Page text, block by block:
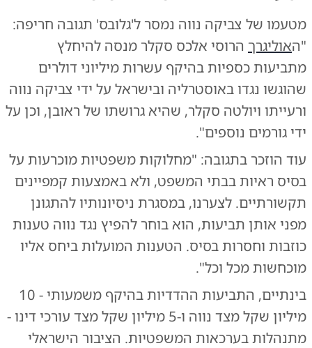
מטעמו של צביקה נווה נמסר ל'גלובס' תגובה חריפה:
"האוליגרך הרוסי אלכס סקלר מנסה להיחלץ
מתביעות כספיות בהיקף עשרות מיליוני דולרים
שהוגשו נגדו באוסטרליה ובישראל על ידי צביקה נווה
ורעייתו ויולטה סקלר, שהיא גרושתו של ראובן, וכן על
ידי גורמים נוספים".
עוד הוזכר בתגובה: "מחלוקות משפטיות מוכרעות על
בסיס ראיות בבתי המשפט, ולא באמצעות קמפיינים
תקשורתיים. לצערנו, במסגרת ניסיונותיו להתגונן
מפני אותן תביעות, הוא בוחר להפיץ נגד נווה טענות
כוזבות וחסרות בסיס. הטענות המועלות ביחס אליו
מוכחשות מכל וכל".
בינתיים, התביעות ההדדיות בהיקף משמעותי - 10
מיליון שקל מצד נווה ו-5 מיליון שקל מצד עורכי דינו -
מתנהלות בערכאות המשפטיות. הציבור הישראלי